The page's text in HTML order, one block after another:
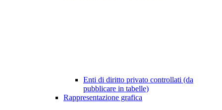
Enti di diritto privato controllati (da
pubblicare in tabelle)
Rappresentazione grafica